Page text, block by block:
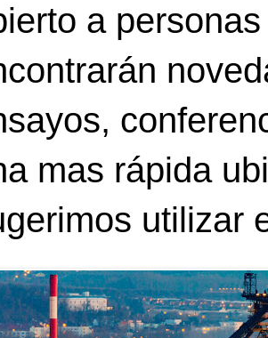
a
mas rápida
utilizar